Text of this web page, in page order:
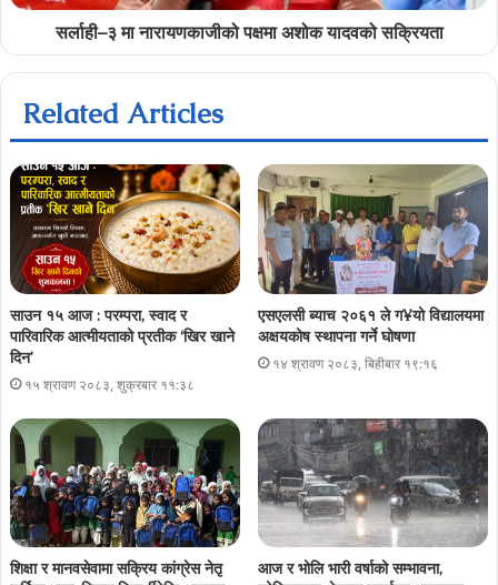
सर्लाही–३ मा नारायणकाजीको पक्षमा अशोक यादवको सक्रियता
Related Articles
साउन १५ आज : परम्परा, स्वाद र
पारिवारिक आत्मीयताको प्रतीक ‘खिर खाने
दिन’
१५ श्रावण २०८३, शुक्रबार ११:३८
एसएलसी ब्याच २०६१ ले ग¥यो विद्यालयमा
अक्षयकोष स्थापना गर्ने घोषणा
१४ श्रावण २०८३, बिहीबार १९:१६
शिक्षा र मानवसेवामा सक्रिय कांग्रेस नेतृ
आज र भोलि भारी वर्षाको सम्भावना,